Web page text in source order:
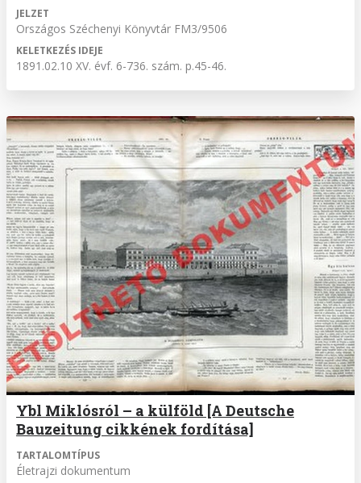
JELZET
Országos Széchenyi Könyvtár FM3/9506
KELETKEZÉS IDEJE
1891.02.10 XV. évf. 6-736. szám. p.45-46.
Ybl Miklósról – a külföld [A Deutsche
Bauzeitung cikkének fordítása]
TARTALOMTÍPUS
Életrajzi dokumentum